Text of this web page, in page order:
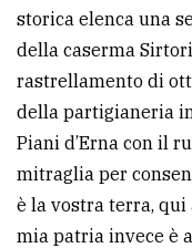
storica elenca una
della caserma
rastrellamento di
della partigianeria
Piani d’Erna con il
mitraglia per
è la vostra terra, qui
mia patria invece è